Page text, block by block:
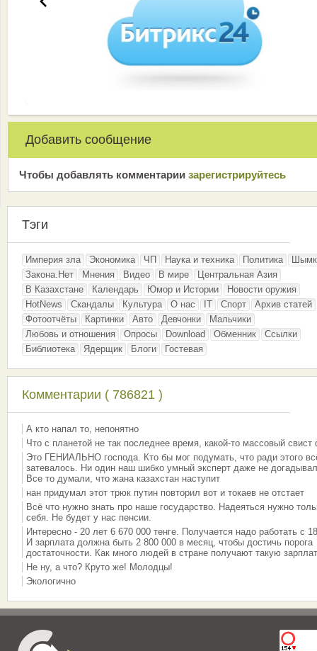
Добавить сообщение
Чтобы добавлять комментарии зарeгиcтрирyйтeсь
Тэги
Империя зла Экономика ЧП Наука и техника Политика
Закона.Нет
Мнения Видео В мире
Центральная Азия
В Казахстане
Календарь Юмор и Истории
Новости оружия
HotNews
Скандалы Культура О нас IT Спорт
Архив статей
Фотоотчёты
Картинки Авто Девчонки
Мальчики
Любовь и отношения
Опросы Download Обменник
Ссылки
Библиотека
Ядерщик Блоги Гостевая
Комментарии ( 786821 )
А кто напал то, непонятно
Что с планетой не так последнее время, какой-то массовый свист
Это ГЕНИАЛЬНО господа. Кто бы мог подумать, что ради этого
затевалось. Ни один наш шибко умный эксперт даже не
Все то думали, что жана казахстан наступит
нан придумал этот трюк путин повторил вот и токаев не отстает
Всё что нужно знать про наше государство. Надеяться нужно
себя. Не будет у нас пенсии.
Интересно - 20 лет 6 670 000 тенге. Получается надо работать с
И зарплата должна быть 2 800 000 в месяц, чтобы достичь порога
достаточности. Как много людей в стране получают такую
Не ну, а что? Круто же! Молодцы!
Экологично